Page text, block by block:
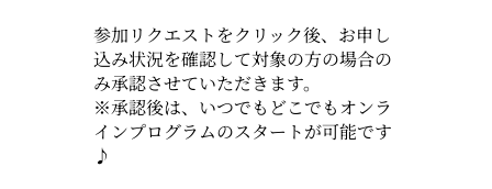
参加リクエストをクリック後、お申し
込み状況を確認して対象の方の場合の
み承認させていただきます。
※承認後は、いつでもどこでもオンラ
インプログラムのスタートが可能です
♪